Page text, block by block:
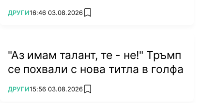
ПОВЕЧЕ ОТ
ДРУГИ16:46 03.08.2026 add favorites
"Аз имам талант, те - не!" Тръмп
се похвали с нова титла в голфа
ПОВЕЧЕ ОТ
ДРУГИ15:56 03.08.2026 add favorites